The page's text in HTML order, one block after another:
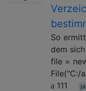
So
dem
file =
File("C:/
111